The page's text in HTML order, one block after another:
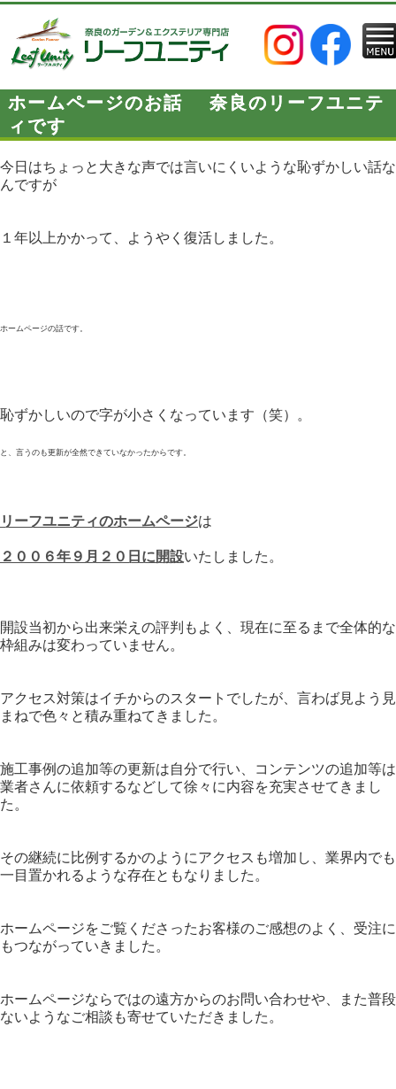
ホームページのお話 奈良のリーフユニテ
ィです
今日はちょっと大きな声では言いにくいような恥ずかしい話な
んですが
１年以上かかって、ようやく復活しました。
ホームページの話です。
恥ずかしいので字が小さくなっています（笑）。
と、言うのも更新が全然できていなかったからです。
リーフユニティのホームページは
２００６年９月２０日に開設いたしました。
開設当初から出来栄えの評判もよく、現在に至るまで全体的な
枠組みは変わっていません。
アクセス対策はイチからのスタートでしたが、言わば見よう見
まねで色々と積み重ねてきました。
施工事例の追加等の更新は自分で行い、コンテンツの追加等は
業者さんに依頼するなどして徐々に内容を充実させてきまし
た。
その継続に比例するかのようにアクセスも増加し、業界内でも
一目置かれるような存在ともなりました。
ホームページをご覧くださったお客様のご感想のよく、受注に
もつながっていきました。
ホームページならではの遠方からのお問い合わせや、また普段
ないようなご相談も寄せていただきました。